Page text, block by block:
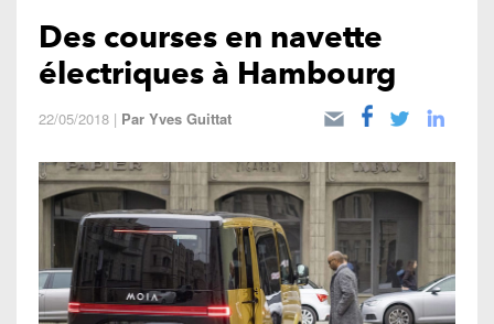
Des courses en navette
électriques à Hambourg
22/05/2018 | Par Yves Guittat